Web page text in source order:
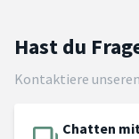
Hast du
Kontaktiere
Chatten